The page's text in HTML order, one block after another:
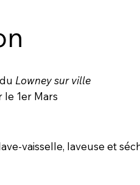
Lowney sur ville
1er Mars
vaisselle, laveuse et